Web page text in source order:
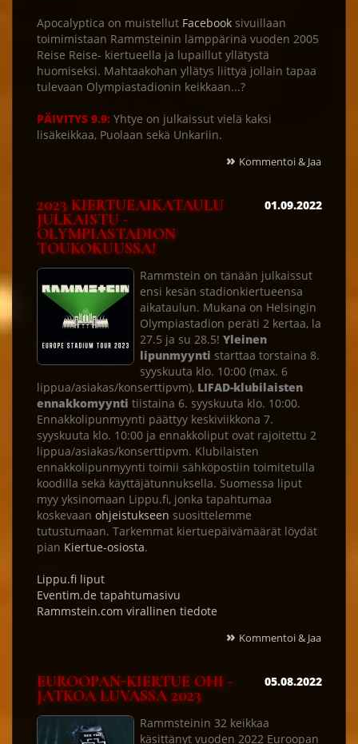
Apocalyptica on muistellut Facebook sivuillaan
toimimistaan Rammsteinin lämppärinä vuoden 2005
Reise Reise- kiertueella ja lupaillut yllätystä
huomiseksi. Mahtaakohan yllätys liittyä jollain tapaa
tulevaan Olympiastadionin keikkaan...?
PÄIVITYS 9.9: Yhtye on julkaissut vielä kaksi
lisäkeikkaa, Puolaan sekä Unkariin.
» Kommentoi & Jaa
2023 KIERTUEAIKATAULU
JULKAISTU -
OLYMPIASTADION
TOUKOKUUSSA!
01.09.2022
Rammstein on tänään julkaissut
ensi kesän stadionkiertueensa
aikataulun. Mukana on Helsingin
Olympiastadion peräti 2 kertaa, la
27.5 ja su 28.5! Yleinen
lipunmyynti starttaa torstaina 8.
syyskuuta klo. 10:00 (max. 6
lippua/asiakas/konserttipvm), LIFAD-klubilaisten
ennakkomyynti tiistaina 6. syyskuuta klo. 10:00.
Ennakkolipunmyynti päättyy keskiviikkona 7.
syyskuuta klo. 10:00 ja ennakkoliput ovat rajoitettu 2
lippua/asiakas/konserttipvm. Klubilaisten
ennakkolipunmyynti toimii sähköpostiin toimitetulla
koodilla sekä käyttäjätunnuksella. Suomessa liput
myy yksinomaan Lippu.fi, jonka tapahtumaa
koskevaan ohjeistukseen suosittelemme
tutustumaan. Tarkemmat kiertuepäivämäärät löydät
pian Kiertue-osiosta.
Lippu.fi liput
Eventim.de tapahtumasivu
Rammstein.com virallinen tiedote
» Kommentoi & Jaa
EUROOPAN-KIERTUE OHI -
JATKOA LUVASSA 2023
05.08.2022
Rammsteinin 32 keikkaa
käsittänyt vuoden 2022 Euroopan